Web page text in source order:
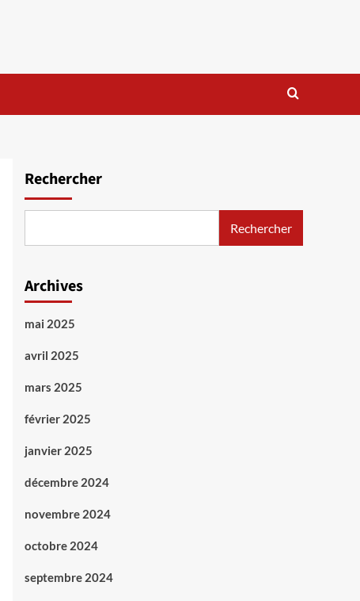
Rechercher
Rechercher
Archives
mai 2025
avril 2025
mars 2025
février 2025
janvier 2025
décembre 2024
novembre 2024
octobre 2024
septembre 2024